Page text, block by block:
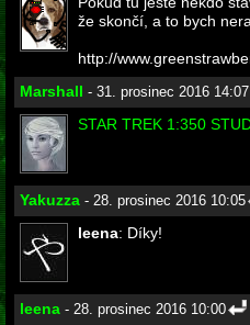
že skončí, a to bych
http://
Marshall - 31. prosinec 2016 14:07
STAR TREK 1:350
Yakuzza - 28. prosinec 2016 10:05
leena: Díky!
leena - 28. prosinec 2016 10:00